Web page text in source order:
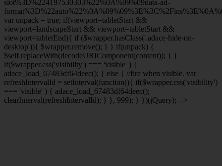
slot%3D%224197530303%22%0A%09%09data-ad-
var unpack = true; if(viewport=tabletStart &&
viewport=landscapeStart && viewport=tabletStart &&
viewport=tabletEnd){ if ($wrapper.hasClass('.adace-hide-on-
desktop')){ $wrapper.remove(); } } if(unpack) {
$self.replaceWith(decodeURIComponent(content)); } }
if($wrapper.css('visibility') === 'visible' ) {
adace_load_67483df64deec(); } else { //fire when visible. var
refreshIntervalId = setInterval(function(){ if($wrapper.css('visibility')
=== 'visible' ) { adace_load_67483df64deec();
clearInterval(refreshIntervalId); } }, 999); } })(jQuery); -->